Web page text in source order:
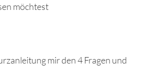
möchtest
mir den 4 Fragen und